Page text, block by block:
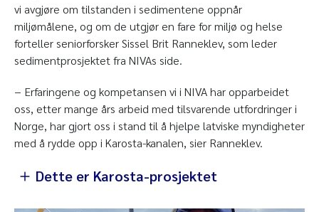
vi avgjøre om tilstanden i sedimentene oppnår
miljømålene, og om de utgjør en fare for miljø og helse
forteller seniorforsker Sissel Brit Ranneklev, som leder
sedimentprosjektet fra NIVAs side.
− Erfaringene og kompetansen vi i NIVA har opparbeidet
oss, etter mange års arbeid med tilsvarende utfordringer i
Norge, har gjort oss i stand til å hjelpe latviske myndigheter
med å rydde opp i Karosta-kanalen, sier Ranneklev.
Dette er Karosta-prosjektet